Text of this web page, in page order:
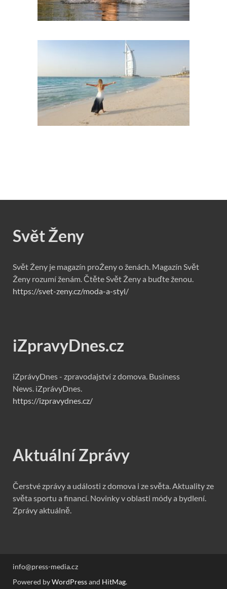
Svět Ženy
Svět Ženy je magazín proŽeny o ženách. Magazín Svět
Ženy rozumí ženám. Čtěte Svět Ženy a buďte ženou.
https://svet-zeny.cz/moda-a-styl/
iZpravyDnes.cz
iZprávyDnes - zpravodajství z domova. Business
News. iZprávyDnes.
https://izpravydnes.cz/
Aktuální Zprávy
Čerstvé zprávy a události z domova i ze světa. Aktuality ze
světa sportu a financí. Novinky v oblasti módy a bydlení.
Zprávy aktuálně.
info@press-media.cz
Powered byWordPressand HitMag.